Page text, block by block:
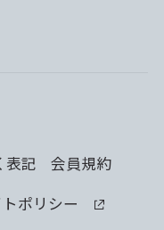
表記
会員規約
ポリシー